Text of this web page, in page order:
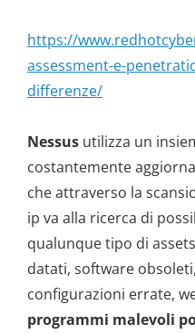
https://
assessment-e-
differenze/
Nessus utilizza un
costantemente
che attraverso la
ip va alla ricerca di
qualunque tipo di
datati, software
configurazioni errate,
programmi malevoli